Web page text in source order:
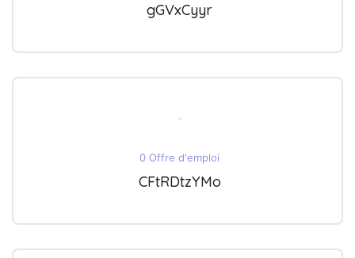
gGVxCyyr
0 Offre d'emploi
CFtRDtzYMo